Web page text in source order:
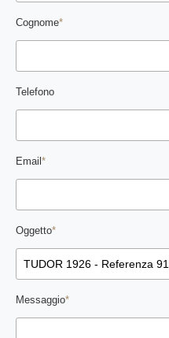
Cognome*
Telefono
Email*
Oggetto*
Messaggio*